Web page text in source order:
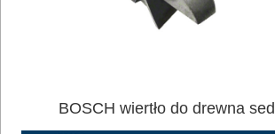
ELEKTRONARZĘDZIA
AKUMULATOROWE
BOSCH wiertło do drewna